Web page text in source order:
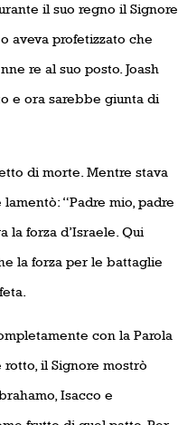
il suo regno il Signore
aveva profetizzato che
re al suo posto. Joash
e ora sarebbe giunta di
di morte. Mentre stava
“Padre mio, padre
la forza d’Israele. Qui
la forza per le battaglie
con la Parola
il Signore mostrò
Isacco e